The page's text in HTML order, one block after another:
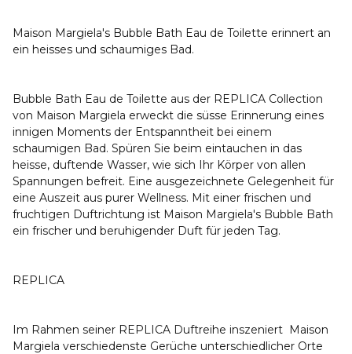
Maison Margiela's Bubble Bath Eau de Toilette erinnert an
ein heisses und schaumiges Bad.
Bubble Bath Eau de Toilette aus der REPLICA Collection
von Maison Margiela erweckt die süsse Erinnerung eines
innigen Moments der Entspanntheit bei einem
schaumigen Bad. Spüren Sie beim eintauchen in das
heisse, duftende Wasser, wie sich Ihr Körper von allen
Spannungen befreit. Eine ausgezeichnete Gelegenheit für
eine Auszeit aus purer Wellness. Mit einer frischen und
fruchtigen Duftrichtung ist Maison Margiela's Bubble Bath
ein frischer und beruhigender Duft für jeden Tag.
REPLICA
Im Rahmen seiner REPLICA Duftreihe inszeniert Maison
Margiela verschiedenste Gerüche unterschiedlicher Orte